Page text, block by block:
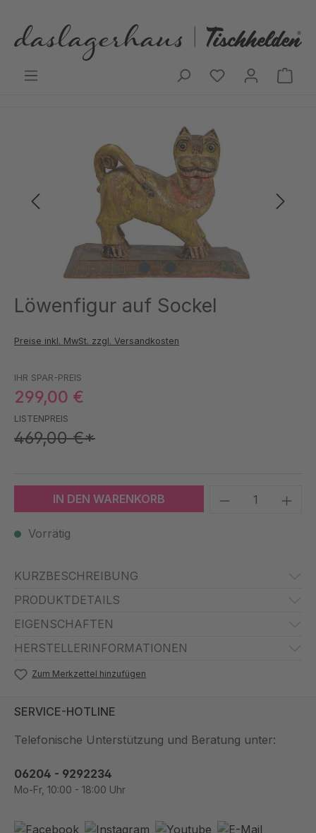
Löwenfigur auf Sockel
Preise inkl. MwSt. zzgl. Versandkosten
IHR SPAR-PREIS
299,00 €
LISTENPREIS
469,00 €*
IN DEN WARENKORB Produkt
Vorrätig
KURZBESCHREIBUNG
PRODUKTDETAILS
EIGENSCHAFTEN
HERSTELLERINFORMATIONEN
Zum Merkzettel hinzufügen
SERVICE-HOTLINE
Telefonische Unterstützung und Beratung unter:
06204 - 9292234
Mo-Fr, 10:00 - 18:00 Uhr